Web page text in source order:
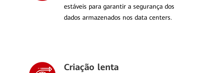
estáveis para garantir a segurança dos
dados armazenados nos data centers.
Criação lenta